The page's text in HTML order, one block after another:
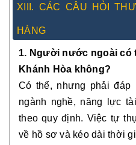
XIII. CÁC CÂU HỎI
HÀNG
1. Người nước ngoài có
Khánh Hòa không?
Có thể, nhưng phải
ngành nghề, năng lực
theo quy định. Việc tự
về hồ sơ và kéo dài thời